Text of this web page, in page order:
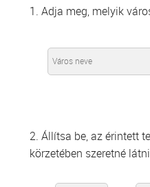
1. Adja meg, melyik
2. Állítsa be, az érintett
körzetében szeretné